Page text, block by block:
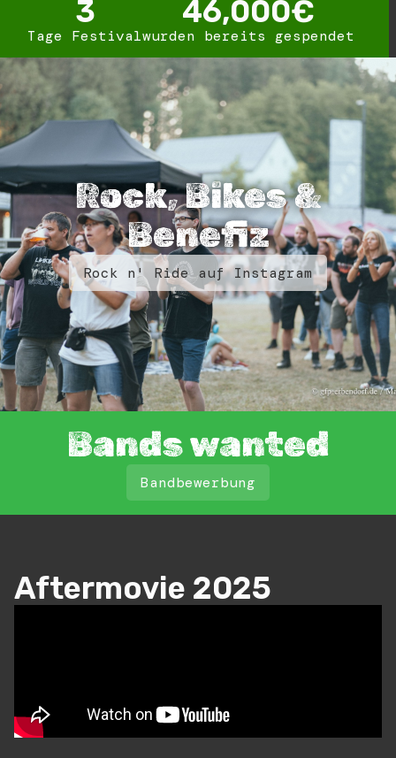
Tage Festival
3
wurden bereits gespendet
46,000€
Rock, Bikes &
Benefiz
Rock n' Ride auf Instagram
Bands wanted
Bandbewerbung
Aftermovie 2025